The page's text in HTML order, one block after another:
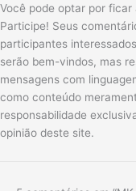
Você pode optar por ficar
Participe! Seus
participantes
serão bem-vindos, mas
mensagens com
como conteúdo
responsabilidade
opinião deste site.